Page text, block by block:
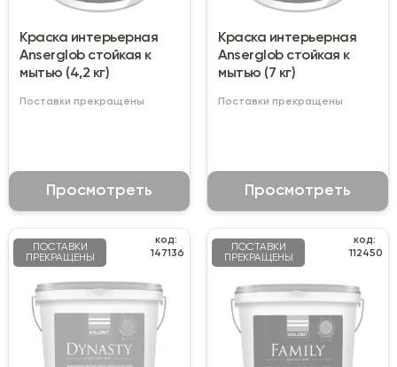
Краска интерьерная
Anserglob стойкая к
мытью (4,2 кг)
Поставки прекращены
Просмотреть
Краска интерьерная
Anserglob стойкая к
мытью (7 кг)
Поставки прекращены
Просмотреть
ПОСТАВКИ
ПРЕКРАЩЕНЫ
код:
147136
ПОСТАВКИ
ПРЕКРАЩЕНЫ
код:
112450